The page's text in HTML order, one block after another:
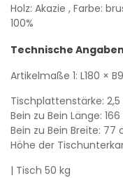
Holz: Akazie , Farbe:
100%
Technische Angaben
Artikelmaße 1: L180 ×
Tischplattenstärke:
Bein zu Bein Länge:
Bein zu Bein Breite: 77
Höhe der
| Tisch 50 kg